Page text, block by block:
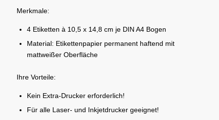
Merkmale:
4 Etiketten à 10,5 x 14,8 cm je DIN A4 Bogen
Material: Etikettenpapier permanent haftend mit
mattweißer Oberfläche
Ihre Vorteile:
Kein Extra-Drucker erforderlich!
Für alle Laser- und Inkjetdrucker geeignet!